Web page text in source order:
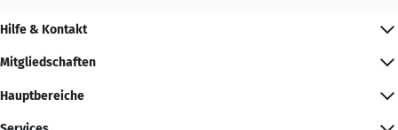
Hilfe & Kontakt
Mitgliedschaften
Hauptbereiche